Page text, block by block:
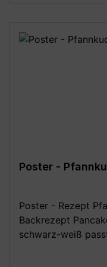
Poster -
Poster - Rezept
Backrezept
schwarz-weiß